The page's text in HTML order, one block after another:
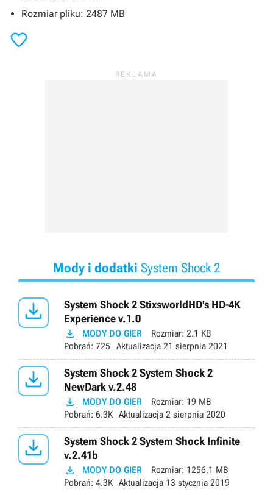
Rozmiar pliku: 2487 MB

Mody i dodatki System Shock 2

System Shock 2 StixsworldHD's HD-4K
Experience v.1.0
 MODY DO GIER Rozmiar: 2.1 KB
Pobrań: 725 Aktualizacja 21 sierpnia 2021

System Shock 2 System Shock 2
NewDark v.2.48
 MODY DO GIER Rozmiar: 19 MB
Pobrań: 6.3K Aktualizacja 2 sierpnia 2020

System Shock 2 System Shock Infinite
v.2.41b
 MODY DO GIER Rozmiar: 1256.1 MB
Pobrań: 4.3K Aktualizacja 13 stycznia 2019